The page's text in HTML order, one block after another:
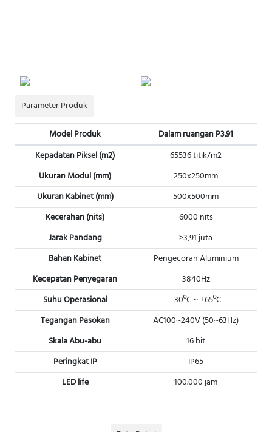
Parameter Produk
Model Produk
Dalam ruangan P3.91
Kepadatan Piksel (m2)
65536 titik/m2
Ukuran Modul (mm)
250x250mm
Ukuran Kabinet (mm)
500x500mm
Kecerahan (nits)
6000 nits
Jarak Pandang
>3,91 juta
Bahan Kabinet
Pengecoran Aluminium
Kecepatan Penyegaran
3840Hz
Suhu Operasional
-30ºC ~ +65ºC
Tegangan Pasokan
AC100~240V (50~63Hz)
Skala Abu-abu
16 bit
Peringkat IP
IP65
LED life
100.000 jam